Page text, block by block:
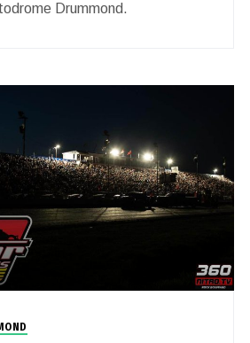
Drummond.